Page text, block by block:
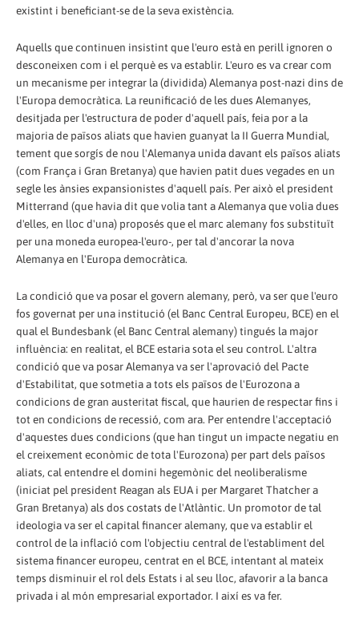
existint i beneficiant-se de la seva existència.
Aquells que continuen insistint que l'euro està en perill ignoren o
desconeixen com i el perquè es va establir. L'euro es va crear com
un mecanisme per integrar la (dividida) Alemanya post-nazi dins de
l'Europa democràtica. La reunificació de les dues Alemanyes,
desitjada per l'estructura de poder d'aquell país, feia por a la
majoria de països aliats que havien guanyat la II Guerra Mundial,
tement que sorgís de nou l'Alemanya unida davant els països aliats
(com França i Gran Bretanya) que havien patit dues vegades en un
segle les ànsies expansionistes d'aquell país. Per això el president
Mitterrand (que havia dit que volia tant a Alemanya que volia dues
d'elles, en lloc d'una) proposés que el marc alemany fos substituït
per una moneda europea-l'euro-, per tal d'ancorar la nova
Alemanya en l'Europa democràtica.
La condició que va posar el govern alemany, però, va ser que l'euro
fos governat per una institució (el Banc Central Europeu, BCE) en el
qual el Bundesbank (el Banc Central alemany) tingués la major
influència: en realitat, el BCE estaria sota el seu control. L'altra
condició que va posar Alemanya va ser l'aprovació del Pacte
d'Estabilitat, que sotmetia a tots els països de l'Eurozona a
condicions de gran austeritat fiscal, que haurien de respectar fins i
tot en condicions de recessió, com ara. Per entendre l'acceptació
d'aquestes dues condicions (que han tingut un impacte negatiu en
el creixement econòmic de tota l'Eurozona) per part dels països
aliats, cal entendre el domini hegemònic del neoliberalisme
(iniciat pel president Reagan als EUA i per Margaret Thatcher a
Gran Bretanya) als dos costats de l'Atlàntic. Un promotor de tal
ideologia va ser el capital financer alemany, que va establir el
control de la inflació com l'objectiu central de l'establiment del
sistema financer europeu, centrat en el BCE, intentant al mateix
temps disminuir el rol dels Estats i al seu lloc, afavorir a la banca
privada i al món empresarial exportador. I així es va fer.